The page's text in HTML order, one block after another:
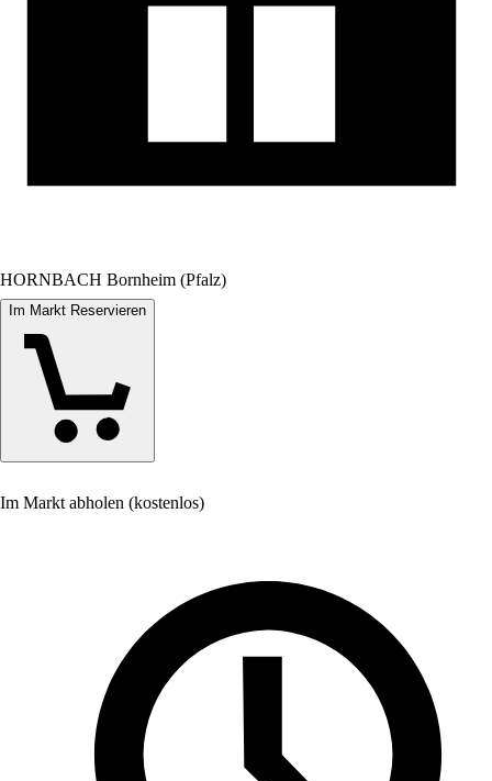
HORNBACH Bornheim (Pfalz)
Im Markt Reservieren
Im Markt abholen (kostenlos)